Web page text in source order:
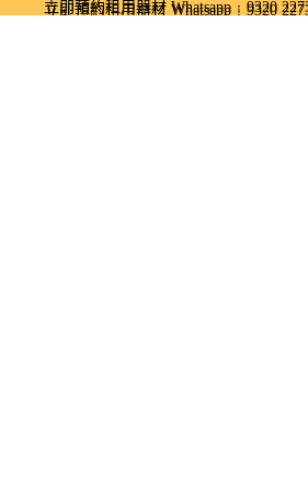
立即預約租用器材 Whatsapp﹕9320
立即預約租用器材 Whatsapp﹕9320